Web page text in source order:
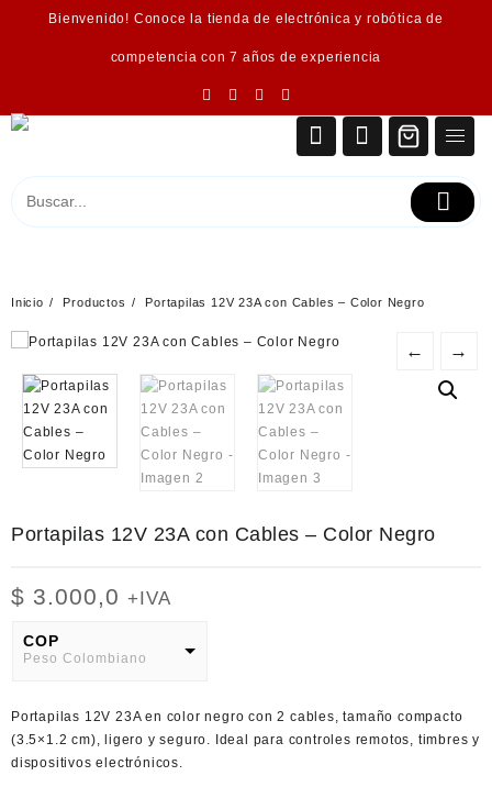
Bienvenido! Conoce la tienda de electrónica y robótica de
competencia con 7 años de experiencia
Inicio Productos Portapilas 12V 23A con Cables – Color Negro
← →
Portapilas 12V 23A con Cables – Color Negro
$ 3.000,0 +IVA
COP
Peso Colombiano
American Dollar
Portapilas 12V 23A en color negro con 2 cables, tamaño compacto
(3.5×1.2 cm), ligero y seguro. Ideal para controles remotos, timbres y
dispositivos electrónicos.